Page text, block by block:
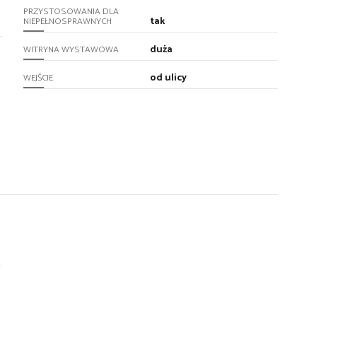
PRZYSTOSOWANIA DLA
NIEPEŁNOSPRAWNYCH tak
WITRYNA WYSTAWOWA duża
WEJŚCIE od ulicy